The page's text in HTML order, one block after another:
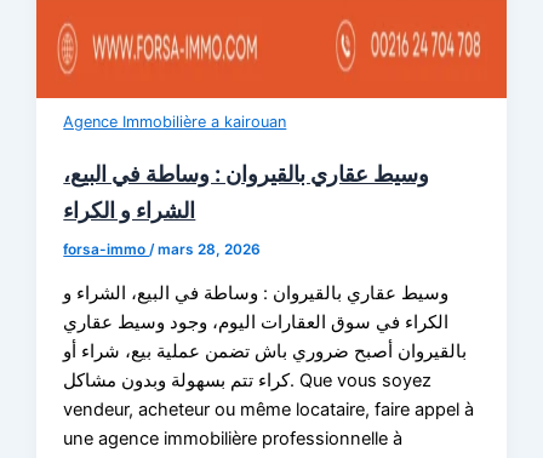
Agence Immobilière a kairouan
وسيط عقاري بالقيروان : وساطة في البيع،
الشراء و الكراء
forsa-immo/mars 28, 2026
وسيط عقاري بالقيروان : وساطة في البيع، الشراء و
الكراء في سوق العقارات اليوم، وجود وسيط عقاري
بالقيروان أصبح ضروري باش تضمن عملية بيع، شراء أو
كراء تتم بسهولة وبدون مشاكل. Que vous soyez
vendeur, acheteur ou même locataire, faire appel à
une agence immobilière professionnelle à